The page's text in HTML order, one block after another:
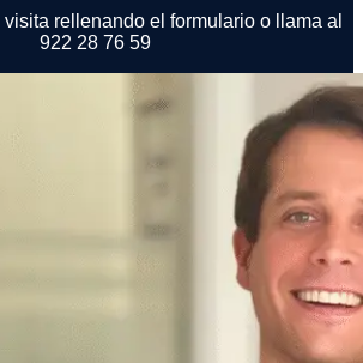
visita rellenando el formulario o llama al
922 28 76 59